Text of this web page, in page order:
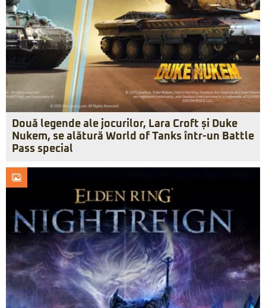
Două legende ale jocurilor, Lara Croft și Duke
Nukem, se alătură World of Tanks într-un Battle
Pass special